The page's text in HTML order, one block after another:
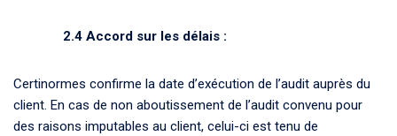
2.4 Accord sur les délais :
Certinormes confirme la date d’exécution de l’audit auprès du
client. En cas de non aboutissement de l’audit convenu pour
des raisons imputables au client, celui-ci est tenu de